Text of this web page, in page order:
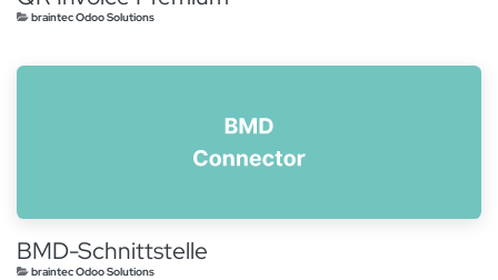
braintec Odoo Solutions
BMD-Schnittstelle
braintec Odoo Solutions